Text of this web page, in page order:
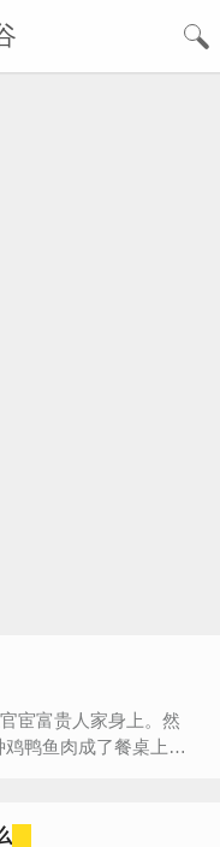
宦富贵人家身上。然
鸭鱼肉成了餐桌上的